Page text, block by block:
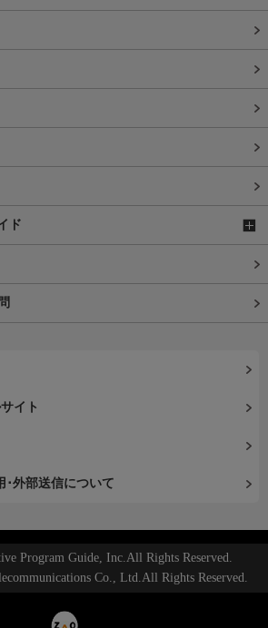
ド
イト
･外部送信について
Program Guide, Inc.All Rights Reserved.
Co., Ltd.All Rights Reserved.